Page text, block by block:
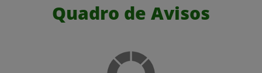
Quadro de Avisos